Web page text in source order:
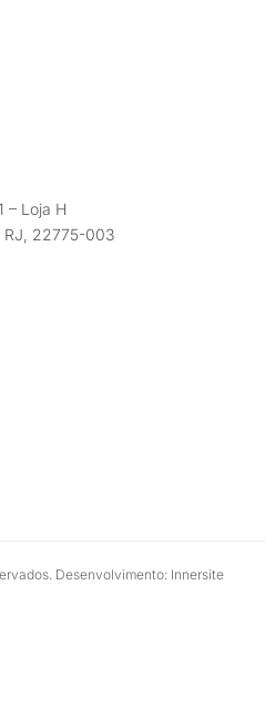
– Loja H
RJ, 22775-003
Desenvolvimento: Innersite